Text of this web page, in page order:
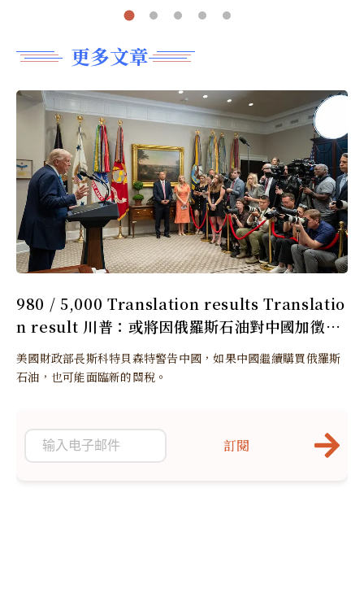
更多文章
980 / 5,000 Translation results Translatio
n result 川普：或將因俄羅斯石油對中國加徵更
多關稅
美國財政部長斯科特貝森特警告中國，如果中國繼續購買俄羅斯
石油，也可能面臨新的關稅。
訂閱